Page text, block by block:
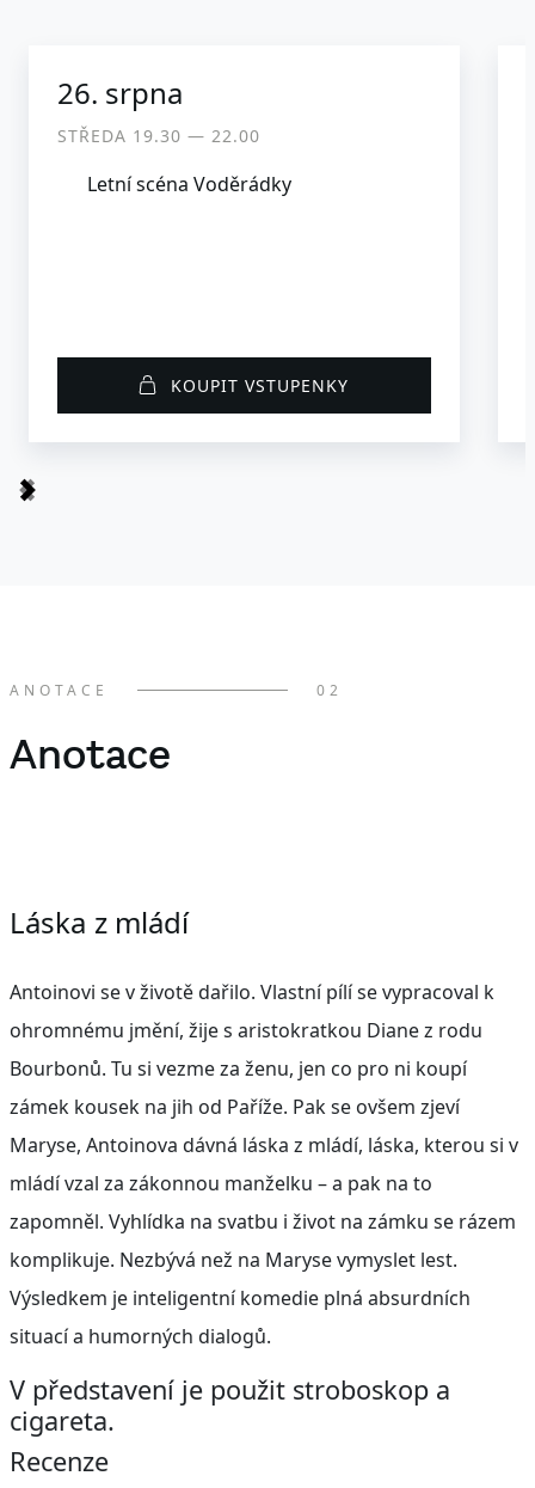
26. srpna
STŘEDA 19.30 ― 22.00
Letní scéna Voděrádky
KOUPIT VSTUPENKY
Item
Anotace
ANOTACE 02
Láska z mládí
Antoinovi se v životě dařilo. Vlastní pílí se vypracoval k
ohromnému jmění, žije s aristokratkou Dianez rodu
Bourbonů. Tu si vezme za ženu, jen co pro ni koupí
zámek kousek na jih od Paříže. Pak se ovšem zjeví
Maryse, Antoinova dávná láska z mládí, láska, kterou si v
mládí vzal za zákonnou manželku – a pak na to
zapomněl. Vyhlídka na svatbu i život na zámku se rázem
komplikuje. Nezbývá než na Marysevymyslet lest.
Výsledkem je inteligentní komedie plná absurdních
situací a humorných dialogů.
V představení je použit stroboskop a
cigareta.
Recenze